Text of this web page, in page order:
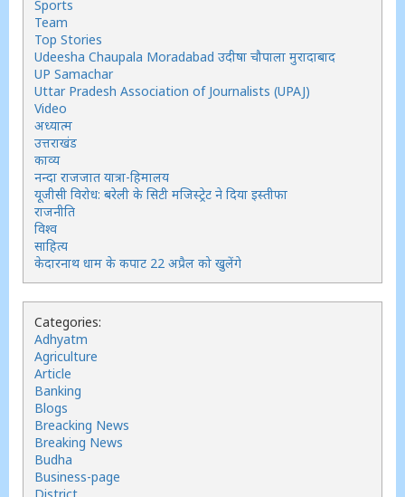
Sports
Team
Top Stories
Udeesha Chaupala Moradabad उदीषा चौपाला मुरादाबाद
UP Samachar
Uttar Pradesh Association of Journalists (UPAJ)
Video
अध्यात्म
उत्तराखंड
काव्य
नन्दा राजजात यात्रा-हिमालय
यूजीसी विरोध: बरेली के सिटी मजिस्ट्रेट ने दिया इस्तीफा
राजनीति
विश्व
साहित्य
केदारनाथ धाम के कपाट 22 अप्रैल को खुलेंगे
Categories:
Adhyatm
Agriculture
Article
Banking
Blogs
Breacking News
Breaking News
Budha
Business-page